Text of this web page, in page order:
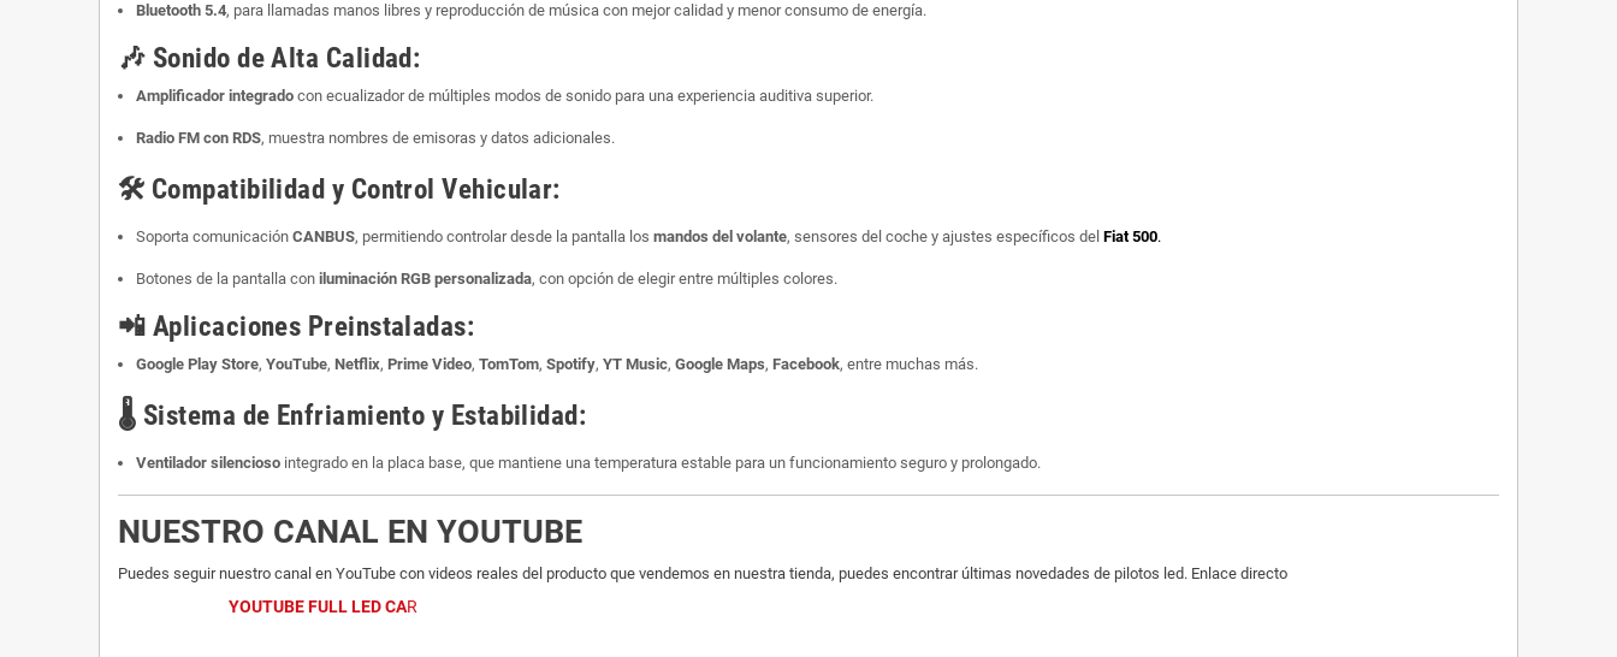
Bluetooth 5.4, para llamadas manos libres y reproducción de música con mejor calidad y menor consumo de energía.
🎶 Sonido de Alta Calidad:
Amplificador integrado con ecualizador de múltiples modos de sonido para una experiencia auditiva superior.
Radio FM con RDS, muestra nombres de emisoras y datos adicionales.
🛠️ Compatibilidad y Control Vehicular:
Soporta comunicación CANBUS, permitiendo controlar desde la pantalla los mandos del volante, sensores del coche y ajustes específicos del Fiat 500.
Botones de la pantalla con iluminación RGB personalizada, con opción de elegir entre múltiples colores.
📲 Aplicaciones Preinstaladas:
Google Play Store, YouTube, Netflix, Prime Video, TomTom, Spotify, YT Music, Google Maps, Facebook, entre muchas más.
🌡️ Sistema de Enfriamiento y Estabilidad:
Ventilador silencioso integrado en la placa base, que mantiene una temperatura estable para un funcionamiento seguro y prolongado.
NUESTRO CANAL EN YOUTUBE
Puedes seguir nuestro canal en YouTube con videos reales del producto que vendemos en nuestra tienda, puedes encontrar últimas novedades de pilotos led. Enlace directo
YOUTUBE FULL LED CAR